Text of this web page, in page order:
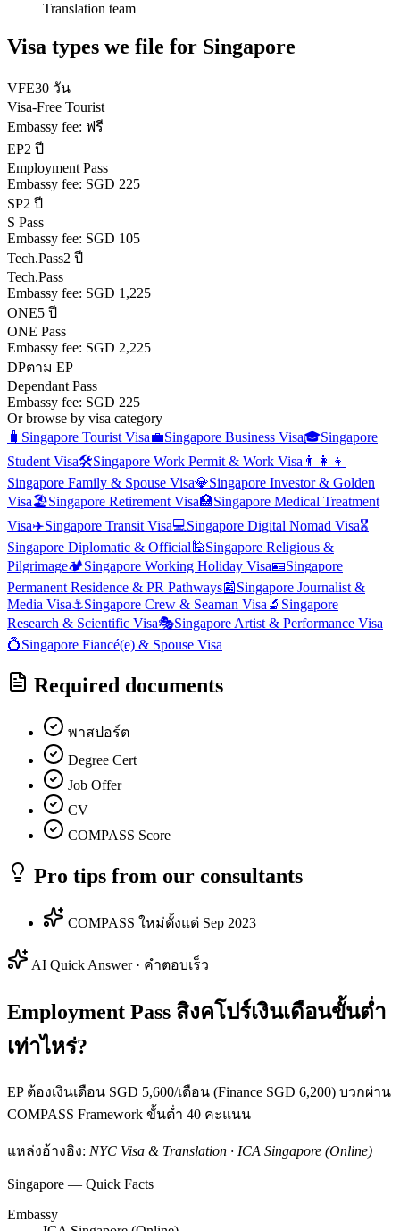
Translation team
Visa types we file for Singapore
VFE30 วัน
Visa-Free Tourist
Embassy fee: ฟรี
EP2 ปี
Employment Pass
Embassy fee: SGD 225
SP2 ปี
S Pass
Embassy fee: SGD 105
Tech.Pass2 ปี
Tech.Pass
Embassy fee: SGD 1,225
ONE5 ปี
ONE Pass
Embassy fee: SGD 2,225
DPตาม EP
Dependant Pass
Embassy fee: SGD 225
Or browse by visa category
🧳 Singapore Tourist Visa💼Singapore Business Visa🎓Singapore
Student Visa🛠️Singapore Work Permit & Work Visa 👨‍👩‍👧
Singapore Family & Spouse Visa💎Singapore Investor & Golden
Visa🏖️Singapore Retirement Visa🏥Singapore Medical Treatment
Visa✈️Singapore Transit Visa💻Singapore Digital Nomad Visa🎖️
Singapore Diplomatic & Official 🕌Singapore Religious &
Pilgrimage🏕️Singapore Working Holiday Visa🪪Singapore
Permanent Residence & PR Pathways📰Singapore Journalist &
Media Visa⚓Singapore Crew & Seaman Visa 🔬 Singapore
Research & Scientific Visa🎭Singapore Artist & Performance Visa
💍Singapore Fiancé(e) & Spouse Visa
Required documents
พาสปอร์ต
Degree Cert
Job Offer
CV
COMPASS Score
Pro tips from our consultants
COMPASS ใหม่ตั้งแต่ Sep 2023
AI Quick Answer · คำตอบเร็ว
Employment Pass สิงคโปร์เงินเดือนขั้นต่ำ
เท่าไหร่?
EP ต้องเงินเดือน SGD 5,600/เดือน (Finance SGD 6,200) บวกผ่าน
COMPASS Framework ขั้นต่ำ 40 คะแนน
แหล่งอ้างอิง: NYC Visa & Translation · ICA Singapore (Online)
Singapore — Quick Facts
Embassy